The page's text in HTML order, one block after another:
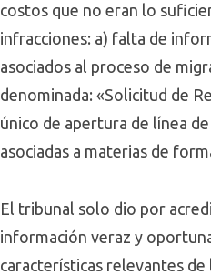
costos que no eran lo
infracciones: a) falta de
asociados al proceso de
denominada: «Solicitud de
único de apertura de línea
asociadas a materias de
El tribunal solo dio por
información veraz y
características relevantes de